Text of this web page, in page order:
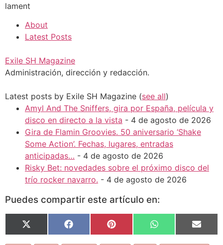
lament
About
Latest Posts
Exile SH Magazine
Administración, dirección y redacción.
Latest posts by Exile SH Magazine (see all)
Amyl And The Sniffers, gira por España, película y
disco en directo a la vista - 4 de agosto de 2026
Gira de Flamin Groovies. 50 aniversario ‘Shake
Some Action’. Fechas, lugares, entradas
anticipadas… - 4 de agosto de 2026
Risky Bet: novedades sobre el próximo disco del
trío rocker navarro. - 4 de agosto de 2026
Puedes compartir este artículo en:
X
(Twitter)
Facebook Pinterest WhatsApp Email